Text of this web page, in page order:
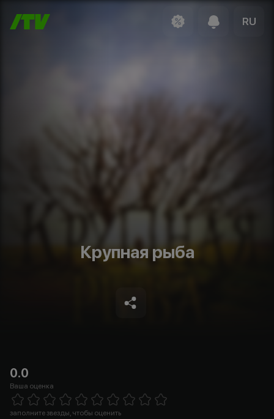
RU
Крупная рыба
0.0
Ваша оценка
5 Stars
заполните звезды, чтобы оценить